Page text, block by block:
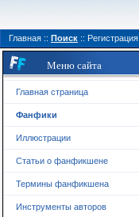
Главная :: Поиск :: Регистрация
Меню сайта
Главная страница
Фанфики
Иллюстрации
Статьи о фанфикшене
Термины фанфикшена
Инструменты авторов